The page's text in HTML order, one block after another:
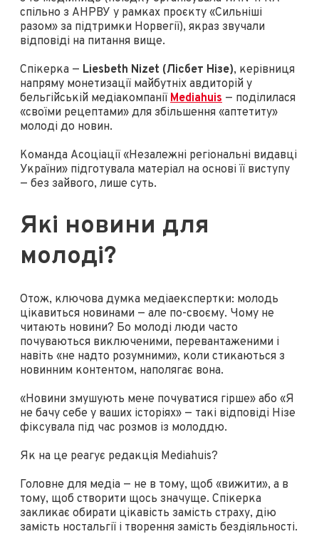
спільно з АНРВУ у рамках проєкту «Сильніші
разом» за підтримки Норвегії), якраз звучали
відповіді на питання вище.
Спікерка — Liesbeth Nizet (Лісбет Нізе), керівниця
напряму монетизації майбутніх авдиторій у
бельгійській медіакомпанії Mediahuis — поділилася
«своїми рецептами» для збільшення «аптетиту»
молоді до новин.
Команда Асоціації «Незалежні регіональні видавці
України» підготувала матеріал на основі її виступу
— без зайвого, лише суть.
Які новини для
молоді?
Отож, ключова думка медіаекспертки: молодь
цікавиться новинами — але по-своєму. Чому не
читають новини? Бо молоді люди часто
почуваються виключеними, перевантаженими і
навіть «не надто розумними», коли стикаються з
новинним контентом, наполягає вона.
«Новини змушують мене почуватися гірше» або «Я
не бачу себе у ваших історіях» — такі відповіді Нізе
фіксувала під час розмов із молоддю.
Як на це реагує редакція Mediahuis?
Головне для медіа — не в тому, щоб «вижити», а в
тому, щоб створити щось значуще. Спікерка
закликає обирати цікавість замість страху, дію
замість ностальгії і творення замість бездіяльності.